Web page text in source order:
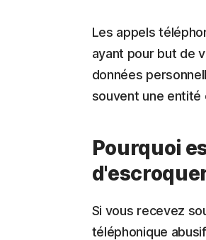
Les appels
ayant pour but de
données
souvent une entité
Pourquoi
Si vous recevez
téléphonique